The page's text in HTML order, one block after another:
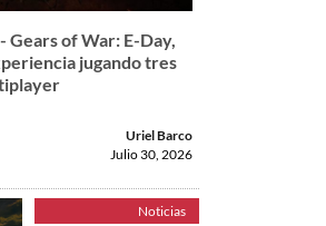
Gears of War: E-Day,
jugando tres
Uriel Barco
Julio 30, 2026
Noticias